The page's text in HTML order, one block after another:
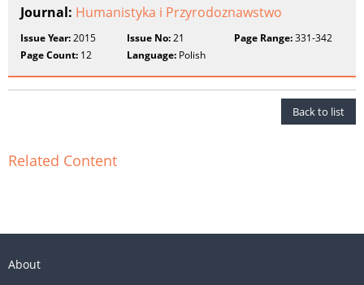
Journal: Humanistyka i Przyrodoznawstwo
Issue Year:2015 Issue No:21 Page Range:331-342
Page Count: 12 Language: Polish
Back to list
Related Content
About